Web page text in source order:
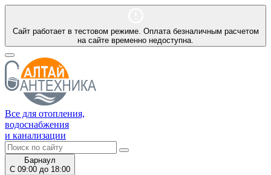
Сайт работает в тестовом режиме. Оплата безналичным расчетом
на сайте временно недоступна.
Все для отопления,
водоснабжения
и канализации
Барнаул
С 09:00 до 18:00